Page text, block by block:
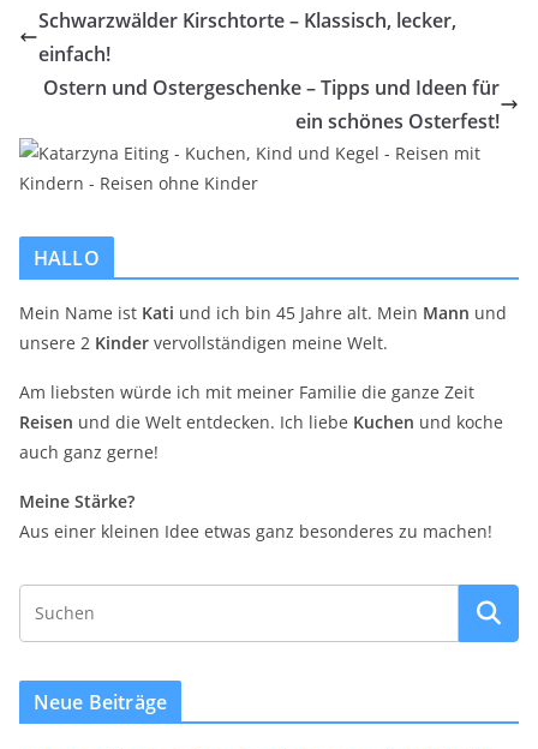
Schwarzwälder Kirschtorte – Klassisch, lecker,
einfach!
Ostern und Ostergeschenke – Tipps und Ideen für
ein schönes Osterfest!
HALLO
Mein Name ist Kati und ich bin 45 Jahre alt. Mein Mann und
unsere 2 Kinder vervollständigen meine Welt.
Am liebsten würde ich mit meiner Familie die ganze Zeit
Reisen und die Welt entdecken. Ich liebe Kuchen und koche
auch ganz gerne!
Meine Stärke?
Aus einer kleinen Idee etwas ganz besonderes zu machen!
Neue Beiträge